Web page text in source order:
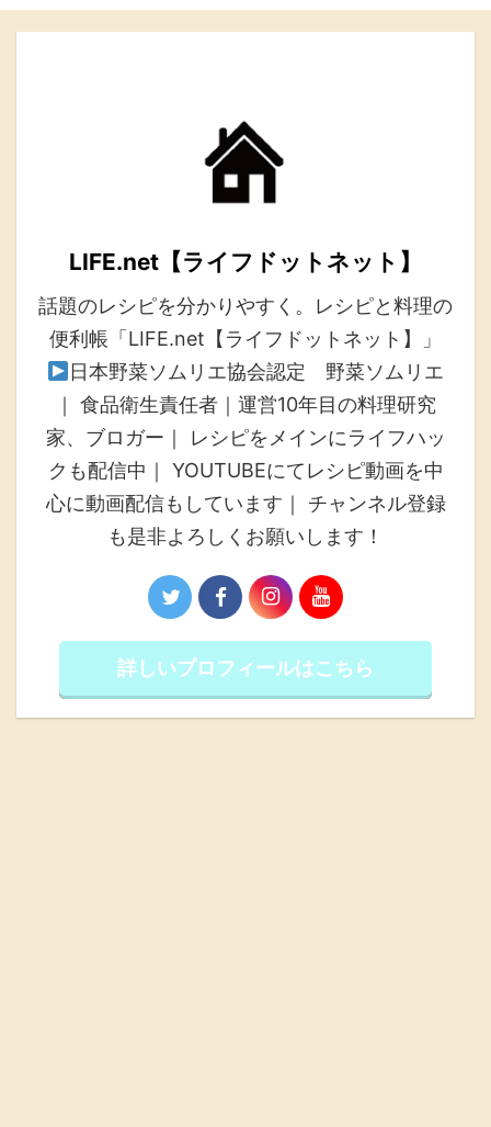
LIFE.net【ライフドットネット】
話題のレシピを分かりやすく。レシピと料理の
便利帳「LIFE.net【ライフドットネット】」
日本野菜ソムリエ協会認定 野菜ソムリエ
｜ 食品衛生責任者｜運営10年目の料理研究
家、ブロガー｜ レシピをメインにライフハッ
クも配信中｜ YOUTUBEにてレシピ動画を中
心に動画配信もしています｜ チャンネル登録
も是非よろしくお願いします！
詳しいプロフィールはこちら